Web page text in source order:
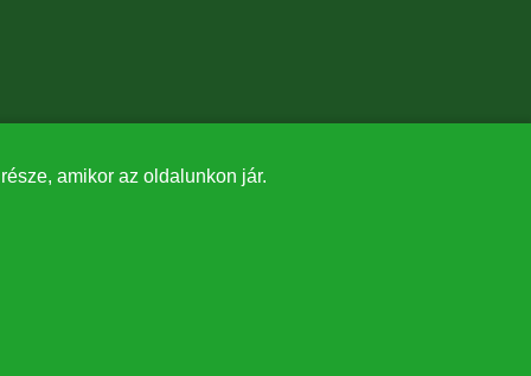
amikor az oldalunkon jár.